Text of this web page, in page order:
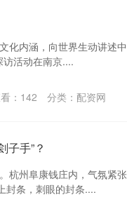
化内涵，向世界生动讲述中
访活动在南京....
： 142 分类：配资网
子手”？
杭州阜康钱庄内，气氛紧张
封条，刺眼的封条....